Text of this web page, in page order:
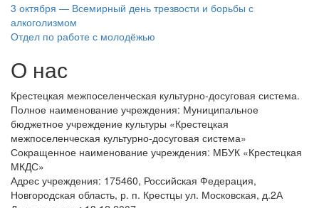
3 октября — Всемирный день трезвости и борьбы с
алкоголизмом
Отдел по работе с молодёжью
О нас
Крестецкая межпоселенческая культурно-досуговая система.
Полное наименование учреждения: Муниципальное
бюджетное учреждение культуры «Крестецкая
межпоселенческая культурно-досуговая система»
Сокращенное наименование учреждения: МБУК «Крестецкая
МКДС»
Адрес учреждения: 175460, Российская Федерация,
Новгородская область, р. п. Крестцы ул. Московская, д.2А